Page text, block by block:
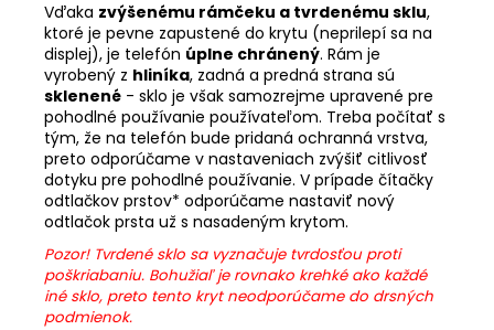
Vďaka zvýšenému rámčeku a tvrdenému sklu,
ktoré je pevne zapustené do krytu (neprilepí sa na
displej), je telefón úplne chránený. Rám je
vyrobený z hliníka, zadná a predná strana sú
sklenené - sklo je však samozrejme upravené pre
pohodlné používanie používateľom. Treba počítať s
tým, že na telefón bude pridaná ochranná vrstva,
preto odporúčame v nastaveniach zvýšiť citlivosť
dotyku pre pohodlné používanie. V prípade čítačky
odtlačkov prstov* odporúčame nastaviť nový
odtlačok prsta už s nasadeným krytom.
Pozor! Tvrdené sklo sa vyznačuje tvrdosťou proti
poškriabaniu. Bohužiaľ je rovnako krehké ako každé
iné sklo, preto tento kryt neodporúčame do drsných
podmienok.